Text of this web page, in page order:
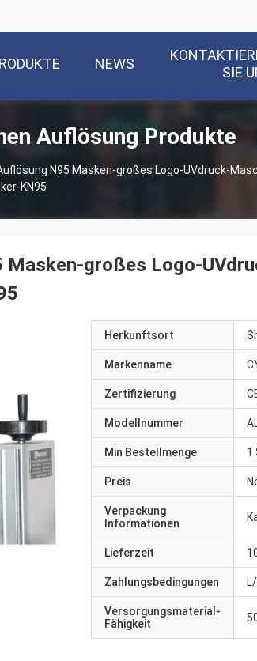
NEWS
SIE
Auflösung Produkte
N95 Masken-großes Logo-UVdruck-
KN95
Masken-großes Logo-
Herkunftsort
Markenname
Zertifizierung
Modellnummer
Min Bestellmenge 1
Preis
Verpackung
Informationen
Lieferzeit
Zahlungsbedingungen
Versorgungsmaterial-
Fähigkeit